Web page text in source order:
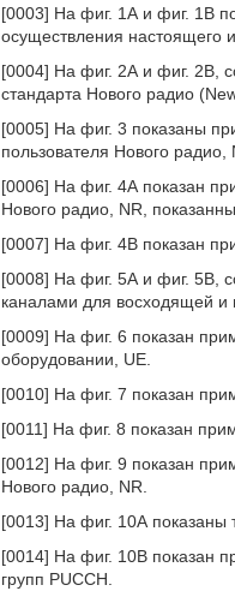
[0003] На фиг. 1А и фиг. 1В
осуществления настоящего
[0004] На фиг. 2А и фиг. 2В,
стандарта Нового радио
[0005] На фиг. 3 показаны
пользователя Нового
[0006] На фиг. 4А показан
Нового радио, NR,
[0007] На фиг. 4В показан
[0008] На фиг. 5А и фиг. 5В,
каналами для восходящей и
[0009] На фиг. 6 показан
оборудовании, UE.
[0010] На фиг. 7 показан
[0011] На фиг. 8 показан
[0012] На фиг. 9 показан
Нового радио, NR.
[0013] На фиг. 10А показаны
[0014] На фиг. 10В показан
групп PUCCH.